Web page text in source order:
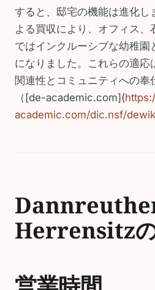
すると、邸宅の機能は進化し
よる買収により、オフィス
ではインクルーシブな幼稚園
になりました。これらの適応
関連性とコミュニティへの奉
（[de-academic.com](
academic.com/dic.nsf/
Herrensitz